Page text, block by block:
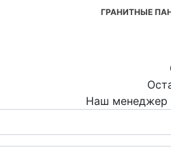
ГРАНИТНЫЕ
Наш менеджер